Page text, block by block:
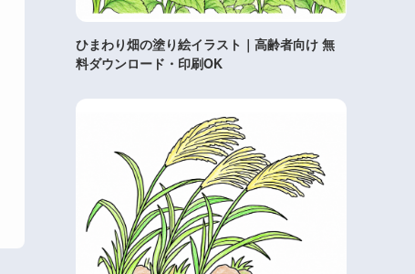
ひまわり畑の塗り絵イラスト｜高齢者向け 無
料ダウンロード・印刷OK